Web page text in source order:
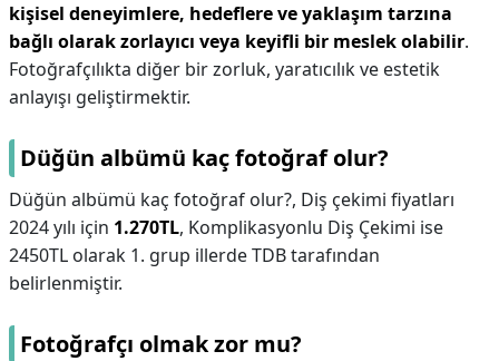
kişisel deneyimlere, hedeflere ve yaklaşım tarzına
bağlı olarak zorlayıcı veya keyifli bir meslek olabilir.
Fotoğrafçılıkta diğer bir zorluk, yaratıcılık ve estetik
anlayışı geliştirmektir.
Düğün albümü kaç fotoğraf olur?
Düğün albümü kaç fotoğraf olur?, Diş çekimi fiyatları
2024 yılı için 1.270TL, Komplikasyonlu Diş Çekimi ise
2450TL olarak 1. grup illerde TDB tarafından
belirlenmiştir.
Fotoğrafçı olmak zor mu?